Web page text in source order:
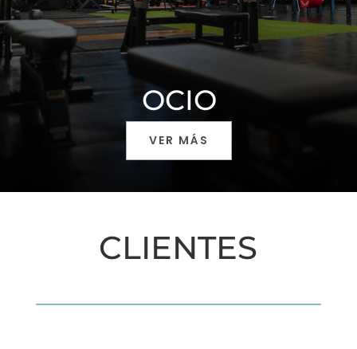
OCIO
VER MÁS
CLIENTES